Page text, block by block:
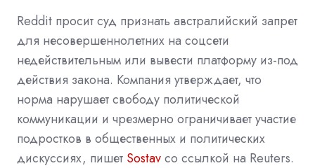
Reddit просит суд признать австралийский запрет
для несовершеннолетних на соцсети
недействительным или вывести платформу из‑под
действия закона. Компания утверждает, что
норма нарушает свободу политической
коммуникации и чрезмерно ограничивает участие
подростков в общественных и политических
дискуссиях, пишет Sostavсо ссылкой на Reuters.